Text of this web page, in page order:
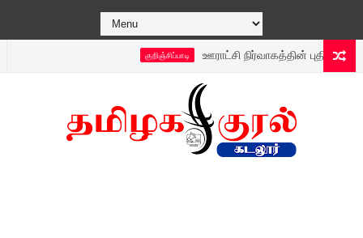
குறிஞ்சிப்பாடி ஊராட்சி நிர்வாகத்தின் புதிய